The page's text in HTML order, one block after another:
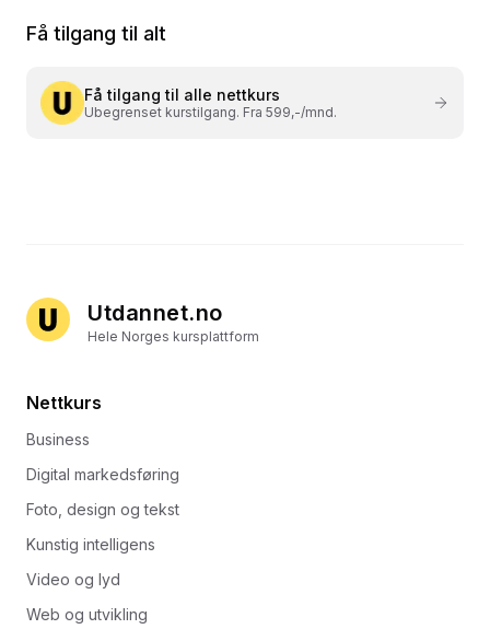
Få tilgang til alt
Få tilgang til alle nettkurs
Ubegrenset kurstilgang. Fra 599,-/mnd.
Utdannet.no
Hele Norges kursplattform
Nettkurs
Business
Digital markedsføring
Foto, design og tekst
Kunstig intelligens
Video og lyd
Web og utvikling